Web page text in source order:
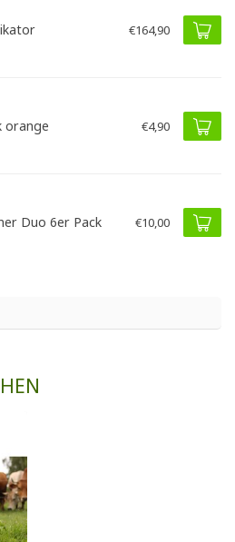
€164,90
orange €4,90
Duo 6er Pack €10,00